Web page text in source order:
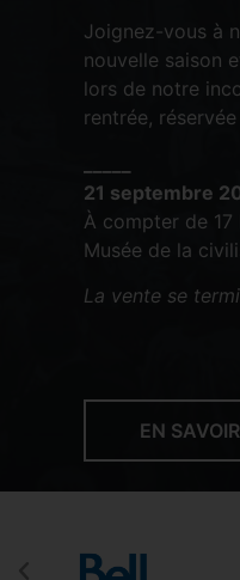
Joignez-vous à
nouvelle saison
lors de notre
rentrée,
21 septembre
À compter de 17
Musée de la
La vente se
EN